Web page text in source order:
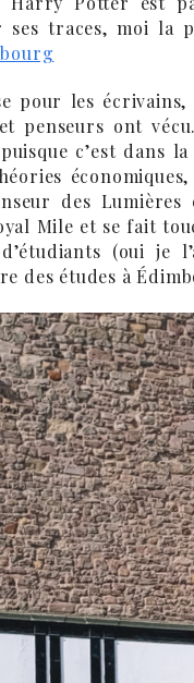
ses traces, moi la
pour les
penseurs ont
c’est dans
des Lumières
Mile et se fait
(oui je
des études à